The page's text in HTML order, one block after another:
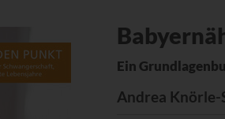
Ein
Andrea Knörle-